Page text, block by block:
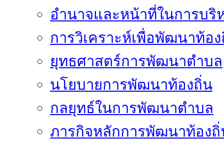
อำนาจและหน้าที่ในการบริ
การวิเคราะห์เพื่อพัฒนาท้อ
ยุทธศาสตร์การพัฒนาตำบล
นโยบายการพัฒนาท้องถิ่น
กลยุทธ์ในการพัฒนาตำบล
ภารกิจหลักการพัฒนาท้อง